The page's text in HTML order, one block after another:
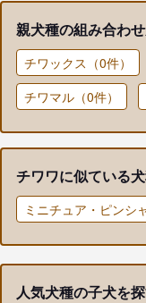
親犬種の組み合わ
チワックス（0件）
チワマル（0件）
チワワに似ている
ミニチュア・ピンシ
人気犬種の子犬を